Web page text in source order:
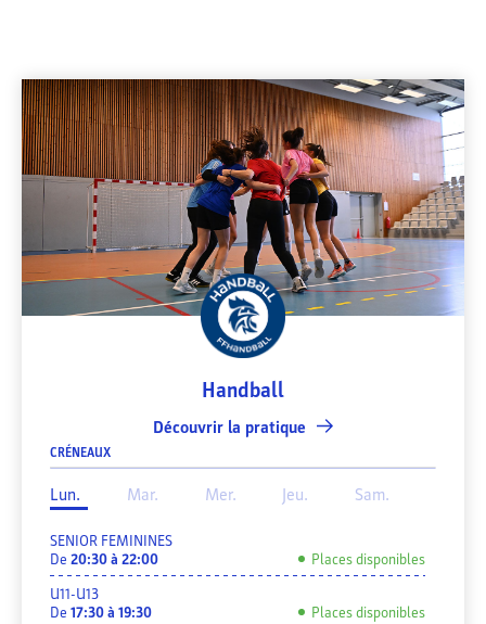
Handball
Découvrir la pratique
CRÉNEAUX
Lun. Mar. Mer. Jeu. Sam.
SENIOR FEMININES
De 20:30à 22:00
Places disponibles
U11-U13
De 17:30à 19:30 Places disponibles